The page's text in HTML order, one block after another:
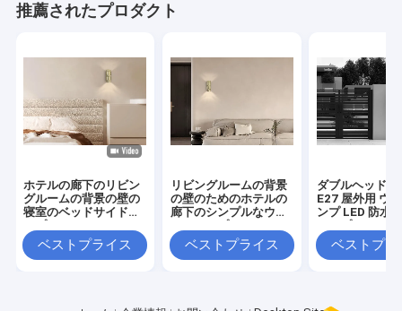
推薦されたプロダクト
ホテルの廊下のリビン
グルームの背景の壁の
寝室のベッドサイドラ
ベストプライス
リビングルームの背景
の壁のためのホテルの
廊下のシンプルなウォ
ベストプライス
ダブルヘッドシ
E27 屋外用 ウ
ンプ LED 防水
ベストプラ